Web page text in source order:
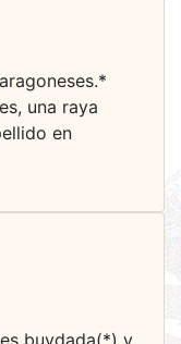
una raya
en
buydada(*) y